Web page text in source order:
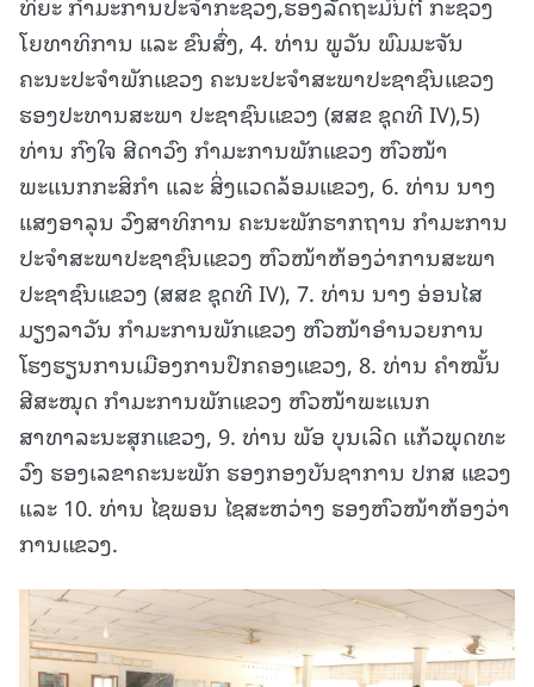
ໂຍທາທິການ ແລະ ຂົນສົ່ງ, 4. ທ່ານ ພູວັນ ພົມມະຈັນ
ຄະນະປະຈຳພັກແຂວງ ຄະນະປະຈຳສະພາປະຊາຊົນແຂວງ
ຮອງປະທານສະພາ ປະຊາຊົນແຂວງ (ສສຂ ຊຸດທີ IV),5)
ທ່ານ ກົງໃຈ ສີດາວົງ ກຳມະການພັກແຂວງ ຫົວໜ້າ
ພະແນກກະສິກຳ ແລະ ສິ່ງແວດລ້ອມແຂວງ, 6. ທ່ານ ນາງ
ແສງອາລຸນ ວົງສາທິການ ຄະນະພັກຮາກຖານ ກຳມະການ
ປະຈຳສະພາປະຊາຊົນແຂວງ ຫົວໜ້າຫ້ອງວ່າການສະພາ
ປະຊາຊົນແຂວງ (ສສຂ ຊຸດທີ IV), 7. ທ່ານ ນາງ ອ່ອນໄສ
ມຽງລາວັນ ກຳມະການພັກແຂວງ ຫົວໜ້າອໍານວຍການ
ໂຮງຮຽນການເມືອງການປົກຄອງແຂວງ, 8. ທ່ານ ຄໍາໝັ້ນ
ສີສະໝຸດ ກຳມະການພັກແຂວງ ຫົວໜ້າພະແນກ
ສາທາລະນະສຸກແຂວງ, 9. ທ່ານ ພັອ ບຸນເລີດ ແກ້ວພຸດທະ
ວົງ ຮອງເລຂາຄະນະພັກ ຮອງກອງບັນຊາການ ປກສ ແຂວງ
ແລະ 10. ທ່ານ ໄຊພອນ ໄຊສະຫວ່າງ ຮອງຫົວໜ້າຫ້ອງວ່າ
ການແຂວງ.